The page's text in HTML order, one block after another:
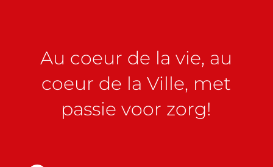
Au coeur de la vie, au
coeur de la Ville, met
passie voor zorg!